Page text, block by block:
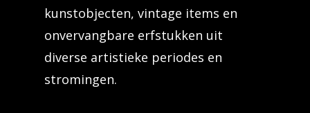
kunstobjecten, vintage items en
onvervangbare erfstukken uit
diverse artistieke periodes en
stromingen.